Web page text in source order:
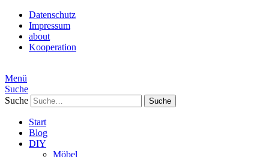
Datenschutz
Impressum
about
Kooperation
Menü
Suche
Suche
Start
Blog
DIY
Möbel